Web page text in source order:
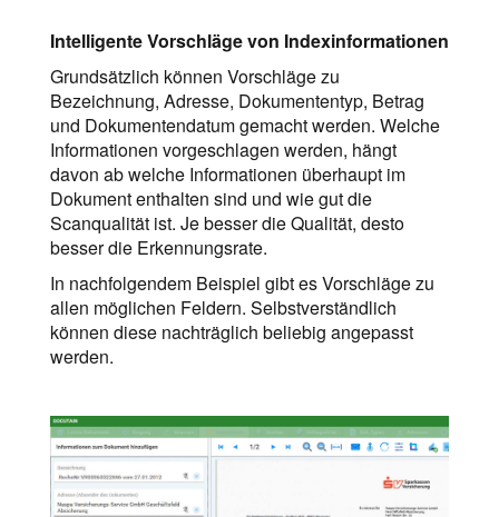
Intelligente Vorschläge von Indexinformationen
Grundsätzlich können Vorschläge zu
Bezeichnung, Adresse, Dokumententyp, Betrag
und Dokumentendatum gemacht werden. Welche
Informationen vorgeschlagen werden, hängt
davon ab welche Informationen überhaupt im
Dokument enthalten sind und wie gut die
Scanqualität ist. Je besser die Qualität, desto
besser die Erkennungsrate.
In nachfolgendem Beispiel gibt es Vorschläge zu
allen möglichen Feldern. Selbstverständlich
können diese nachträglich beliebig angepasst
werden.